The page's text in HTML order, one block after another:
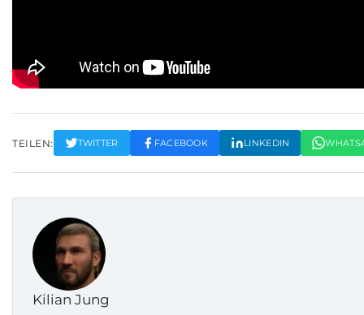
TEILEN: TWITTER FACEBOOK LINKEDIN
Kilian Jung